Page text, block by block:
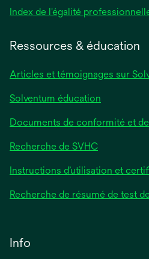
Index de l'égalité
Ressources & éducation
Articles et témoignages sur
Solventum éducation
Documents de conformité et
Recherche de SVHC
Instructions d’utilisation et
Recherche de résumé de test
Info